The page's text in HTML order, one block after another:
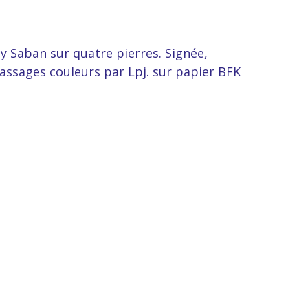
Saban sur quatre pierres. Signée,
couleurs par Lpj. sur papier BFK